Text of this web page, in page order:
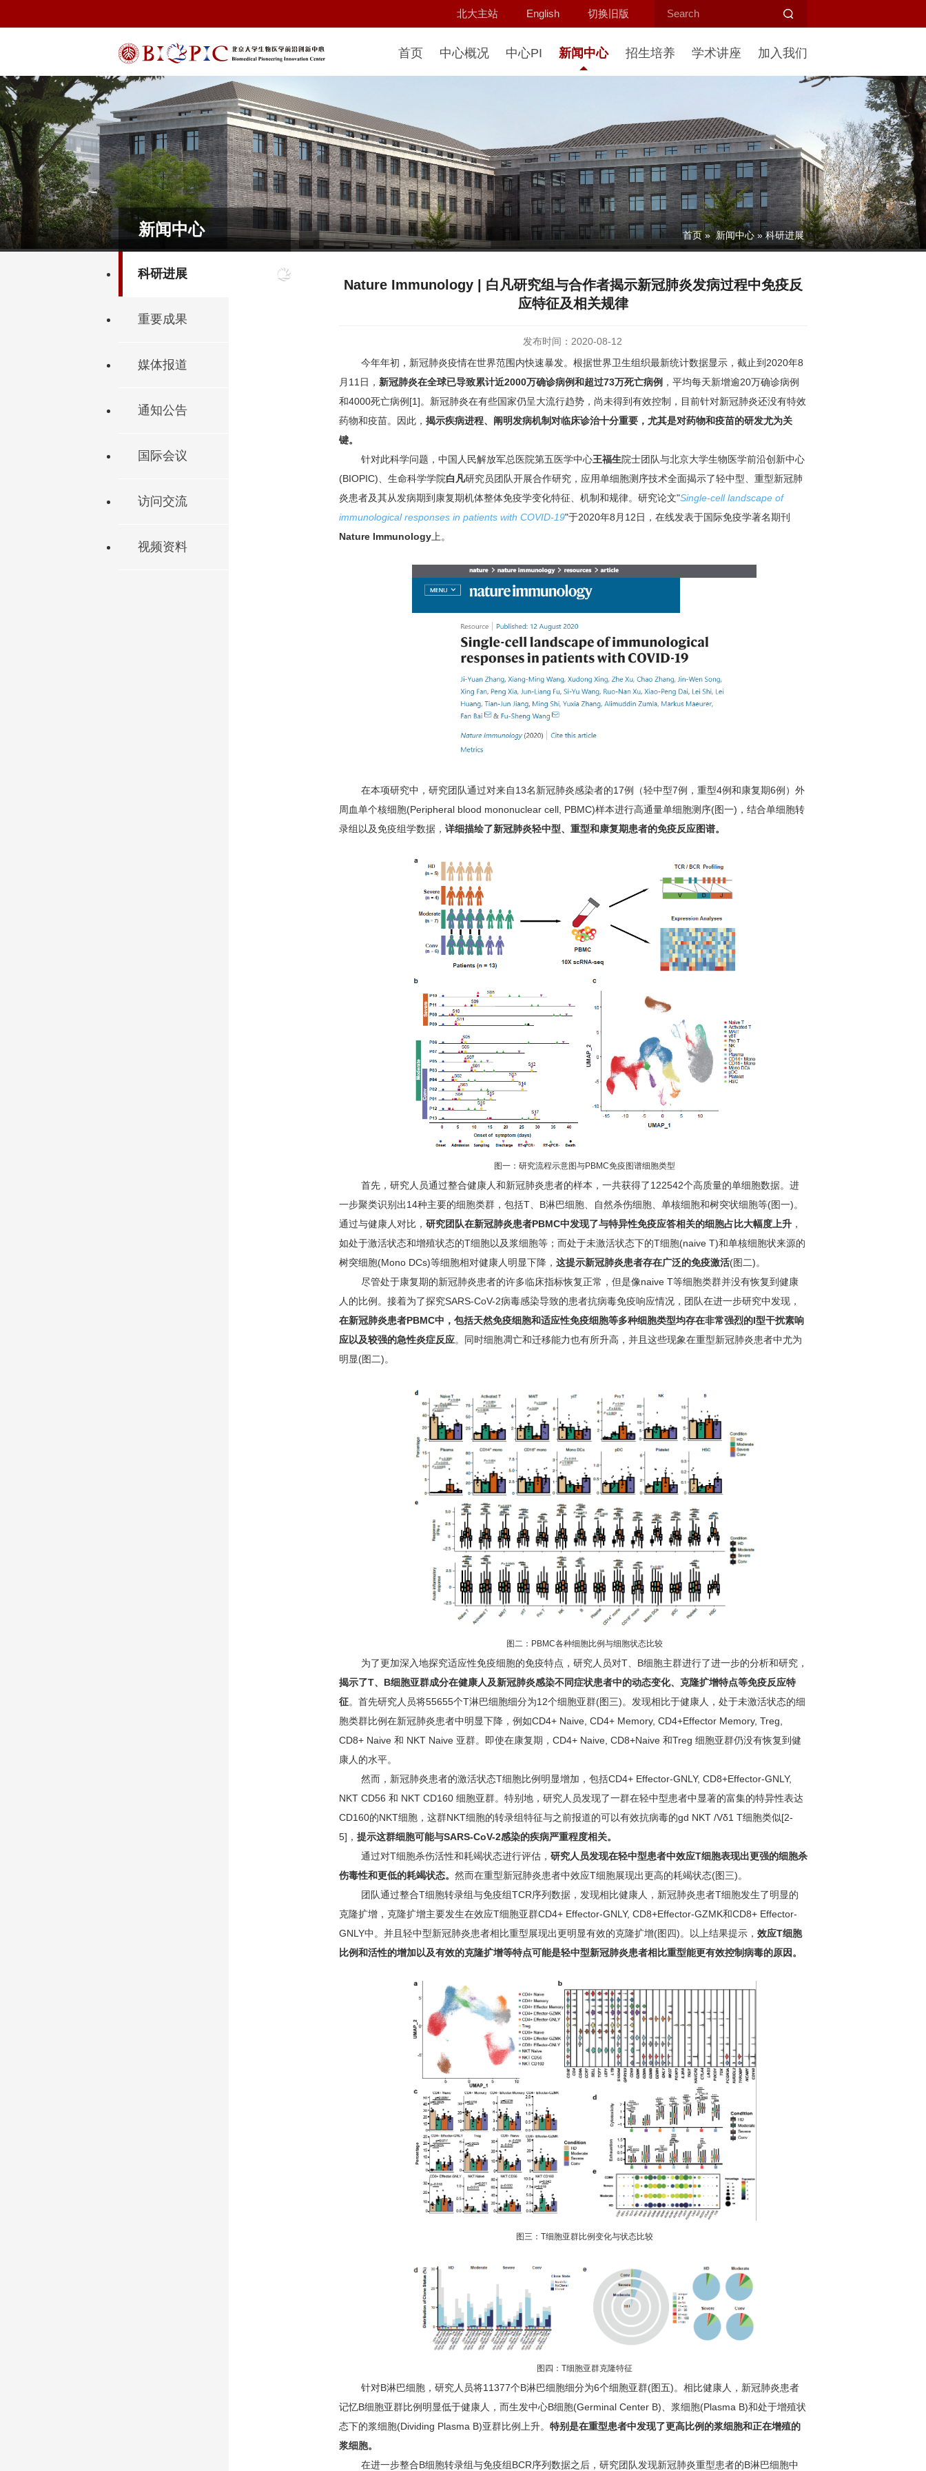
北大主站 English 切换旧版
首页 中心概况 中心PI 新闻中心 招生培养 学术讲座 加入我们
新闻中心
科研进展
重要成果
媒体报道
通知公告
国际会议
访问交流
视频资料
首页 » 新闻中心 » 科研进展
Nature Immunology | 白凡研究组与合作者揭示新冠肺炎发病过程中免疫反
应特征及相关规律
发布时间：2020-08-12
今年年初，新冠肺炎疫情在世界范围内快速暴发。根据世界卫生组织最新统计数据显示，截止到2020年8
月11日， 新冠肺炎在全球已导致累计近2000万确诊病例和超过73万死亡病例 ，平均每天新增逾20万确诊病例
和4000死亡病例[1]。 新冠肺炎在有些国家仍呈大流行趋势，尚未得到有效控制，目前针对新冠肺炎还没有特效
药物和疫苗。 因此， 揭示疾病进程、阐明发病机制对临床诊治十分重要，尤其是对药物和疫苗的研发尤为关
键。
针对此科学问题，中国人民解放军总医院第五医学中心王福生院士团队与北京大学生物医学前沿创新中心
(BIOPIC)、生命科学学院白凡研究员团队开展合作研究，应用单细胞测序技术全面揭示了轻中型、重型新冠肺
炎患者及其从发病期到康复期机体整体免疫学变化特征、机制和规律。研究论文"Single-cell landscape of
immunological responses in patients with COVID-19"于2020年8月12日，在线发表于国际免疫学著名期刊
Nature Immunology 上 。
在本项研究中，研究团队通过对来自13名新冠肺炎感染者的17例（轻中型7例，重型4例和康复期6例）外
周血单个核细胞(Peripheral blood mononuclear cell, PBMC)样本进行高通量单细胞测序(图一)，结合单细胞转
录组以及免疫组学数据， 详细描绘了新冠肺炎轻中型、重型和康复期患者的免疫反应图谱。
图一：研究流程示意图与PBMC免疫图谱细胞类型
首先，研究人员通过整合健康人和新冠肺炎患者的样本，一共获得了122542个高质量的单细胞数据。进
一步聚类识别出14种主要的细胞类群，包括T、B淋巴细胞、自然杀伤细胞、单核细胞和树突状细胞等(图一)。
通过与健康人对比， 研究团队在新冠肺炎患者PBMC中发现了与特异性免疫应答相关的细胞占比大幅度上升 ，
如处于激活状态和增殖状态的T细胞以及浆细胞等；而处于未激活状态下的T细胞(naive T)和单核细胞状来源的
树突细胞(Mono DCs)等细胞相对健康人明显下降， 这提示新冠肺炎患者存在广泛的免疫激活(图二)。
尽管处于康复期的新冠肺炎患者的许多临床指标恢复正常，但是像naive T等细胞类群并没有恢复到健康
人的比例。接着为了探究SARS-CoV-2病毒感染导致的患者抗病毒免疫响应情况，团队在进一步研究中发现，
在新冠肺炎患者PBMC中，包括天然免疫细胞和适应性免疫细胞等多种细胞类型均存在非常强烈的I型干扰素响
应以及较强的急性炎症反应。同时细胞凋亡和迁移能力也有所升高，并且这些现象在重型新冠肺炎患者中尤为
明显(图二)。
图二：PBMC各种细胞比例与细胞状态比较
为了更加深入地探究适应性免疫细胞的免疫特点，研究人员对T、B细胞主群进行了进一步的分析和研究，
揭示了T、B细胞亚群成分在健康人及新冠肺炎感染不同症状患者中的动态变化、克隆扩增特点等免疫反应特
征。首先研究人员将55655个T淋巴细胞细分为12个细胞亚群(图三)。发现相比于健康人，处于未激活状态的细
胞类群比例在新冠肺炎患者中明显下降，例如CD4+ Naive, CD4+ Memory, CD4+Effector Memory, Treg,
CD8+ Naive 和 NKT Naive 亚群。即使在康复期， CD4+ Naive, CD8+Naive 和Treg 细胞亚群仍没有恢复到健
康人的水平。
然而，新冠肺炎患者的激活状态T细胞比例明显增加，包括CD4+ Effector-GNLY, CD8+Effector-GNLY,
NKT CD56 和 NKT CD160 细胞亚群。特别地，研究人员发现了一群在轻中型患者中显著的富集的特异性表达
CD160的NKT细胞，这群NKT细胞的转录组特征与之前报道的可以有效抗病毒的gd NKT /Vδ1 T细胞类似[2-
5]， 提示这群细胞可能与SARS-CoV-2感染的疾病严重程度相关。
通过对T细胞杀伤活性和耗竭状态进行评估， 研究人员发现在轻中型患者中效应T细胞表现出更强的细胞杀
伤毒性和更低的耗竭状态。 然而在重型新冠肺炎患者中效应T细胞展现出更高的耗竭状态(图三)。
团队通过整合T细胞转录组与免疫组TCR序列数据，发现相比健康人，新冠肺炎患者T细胞发生了明显的
克隆扩增，克隆扩增主要发生在效应T细胞亚群CD4+ Effector-GNLY, CD8+Effector-GZMK和CD8+ Effector-
GNLY中。并且轻中型新冠肺炎患者相比重型展现出更明显有效的克隆扩增(图四)。以上结果提示， 效应T细胞
比例和活性的增加以及有效的克隆扩增等特点可能是轻中型新冠肺炎患者相比重型能更有效控制病毒的原因。
图三：T细胞亚群比例变化与状态比较
图四：T细胞亚群克隆特征
针对B淋巴细胞，研究人员将11377个B淋巴细胞细分为6个细胞亚群(图五)。相比健康人，新冠肺炎患者
记忆B细胞亚群比例明显低于健康人，而生发中心B细胞(Germinal Center B)、浆细胞(Plasma B)和处于增殖状
态下的浆细胞(Dividing Plasma B)亚群比例上升。 特别是在重型患者中发现了更高比例的浆细胞和正在增殖的
浆细胞。
在进一步整合B细胞转录组与免疫组BCR序列数据之后，研究团队发现新冠肺炎重型患者的B淋巴细胞中